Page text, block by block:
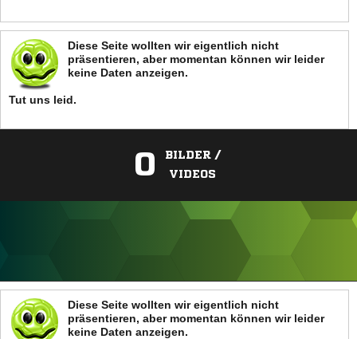
Diese Seite wollten wir eigentlich nicht
präsentieren, aber momentan können wir leider
keine Daten anzeigen.
Tut uns leid.
0
BILDER /
VIDEOS
ANZEIGE
Diese Seite wollten wir eigentlich nicht
präsentieren, aber momentan können wir leider
keine Daten anzeigen.